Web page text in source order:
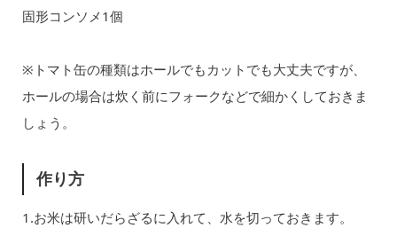
固形コンソメ1個
※トマト缶の種類はホールでもカットでも大丈夫ですが、
ホールの場合は炊く前にフォークなどで細かくしておきま
しょう。
作り方
1.お米は研いだらざるに入れて、水を切っておきます。